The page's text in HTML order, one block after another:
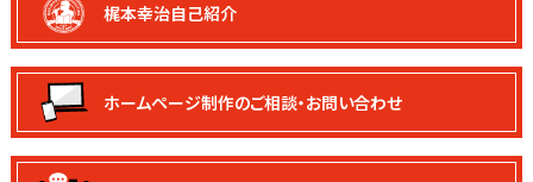
梶本幸治自己紹介
ホームページ制作のご相談・お問い合わせ